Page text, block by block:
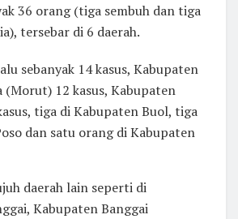
36 orang (tiga sembuh dan tiga
tersebar di 6 daerah.
sebanyak 14 kasus, Kabupaten
12 kasus, Kabupaten
tiga di Kabupaten Buol, tiga
dan satu orang di Kabupaten
daerah lain seperti di
Kabupaten Banggai